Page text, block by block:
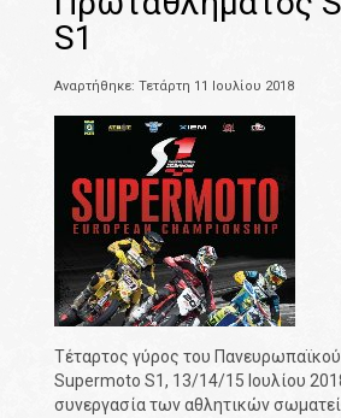
S1
Αναρτήθηκε: Τετάρτη 11 Ιουλίου 2018
Τέταρτος γύρος του
Supermoto S1, 13/14/15 Ιουλίου
συνεργασία των αθλητικών